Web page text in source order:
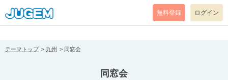
[pear_error: message="Success" code=0 mode=return level=notice
prefix="" info=""]
無料登録 ログイン
テーマトップ 九州 同窓会
同窓会